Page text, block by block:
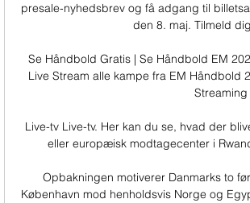
presale-nyhedsbrev og få adgang til
den 8. maj. Tilmeld
Se Håndbold Gratis | Se Håndbold EM
Live Stream alle kampe fra EM
Live-tv Live-tv. Her kan du se, hvad der
eller europæisk modtagecenter i
Opbakningen motiverer Danmarks to
København mod henholdsvis Norge og